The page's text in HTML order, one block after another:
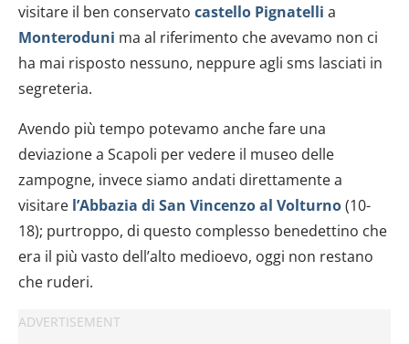
visitare il ben conservato castello Pignatelli a
Monteroduni ma al riferimento che avevamo non ci
ha mai risposto nessuno, neppure agli sms lasciati in
segreteria.
Avendo più tempo potevamo anche fare una
deviazione a Scapoli per vedere il museo delle
zampogne, invece siamo andati direttamente a
visitare l’Abbazia di San Vincenzo al Volturno(10-
18); purtroppo, di questo complesso benedettino che
era il più vasto dell’alto medioevo, oggi non restano
che ruderi.